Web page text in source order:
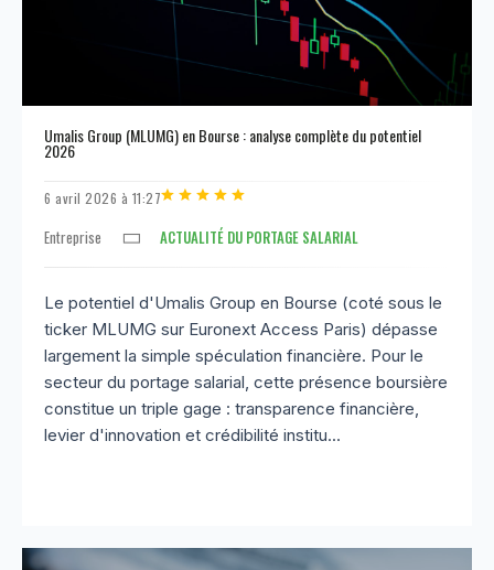
Umalis Group (MLUMG) en Bourse : analyse complète du potentiel
2026
6 avril 2026 à 11:27
Entreprise ACTUALITÉ DU PORTAGE SALARIAL
Le potentiel d'Umalis Group en Bourse (coté sous le
ticker MLUMG sur Euronext Access Paris) dépasse
largement la simple spéculation financière. Pour le
secteur du portage salarial, cette présence boursière
constitue un triple gage : transparence financière,
levier d'innovation et crédibilité institu...